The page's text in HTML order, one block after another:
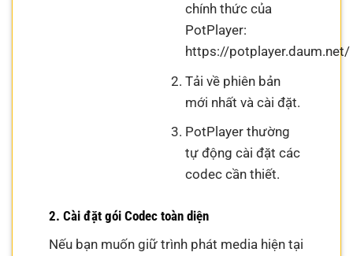
chính thức của
PotPlayer:
https://potplayer.daum.net/
Tải về phiên bản
mới nhất và cài đặt.
PotPlayer thường
tự động cài đặt các
codec cần thiết.
2. Cài đặt gói Codec toàn diện
Nếu bạn muốn giữ trình phát media hiện tại